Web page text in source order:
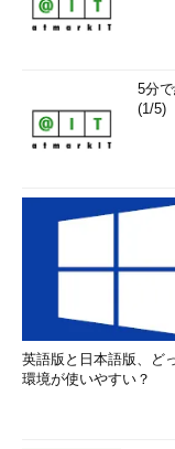
5分
(1/5)
英語版と日本語版、ど
環境が使いやすい？